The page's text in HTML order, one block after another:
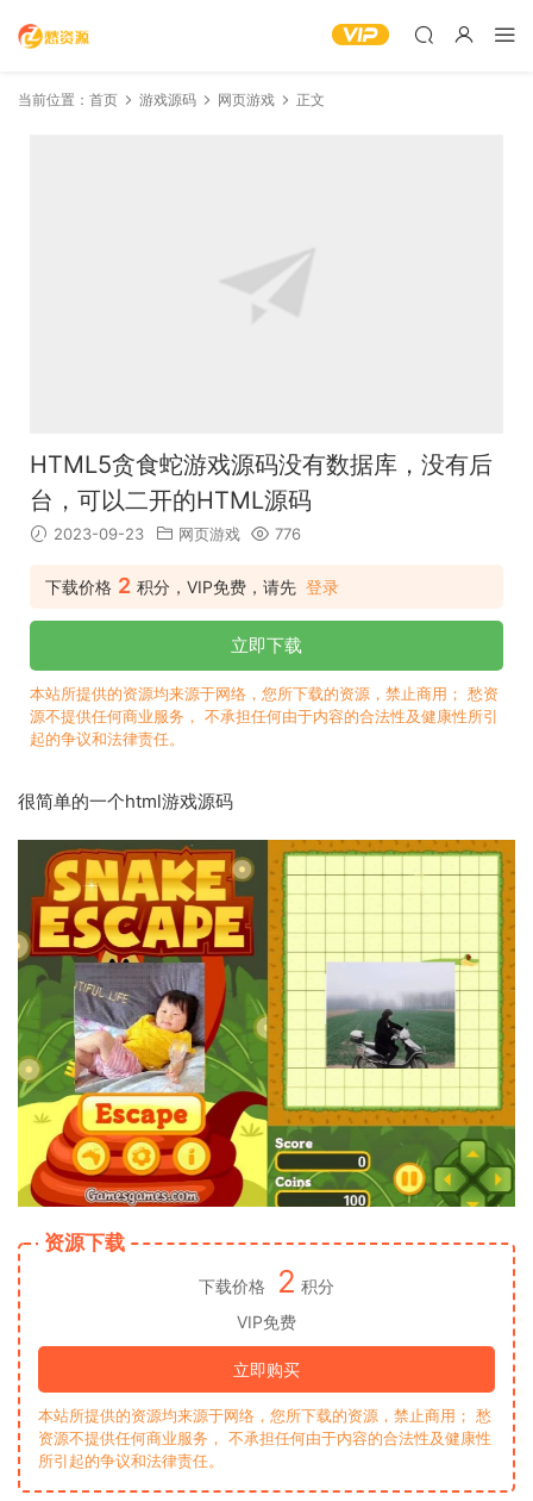
当前位置： 首页 游戏源码 网页游戏 正文
HTML5贪食蛇游戏源码没有数据库，没有后
台，可以二开的HTML源码
2023-09-23 网页游戏 776
下载价格 2 积分，VIP免费，请先 登录
立即下载
本站所提供的资源均来源于网络，您所下载的资源，禁止商用； 愁资
源不提供任何商业服务， 不承担任何由于内容的合法性及健康性所引
起的争议和法律责任。
很简单的一个html游戏源码
资源下载
下载价格 2 积分
VIP免费
立即购买
本站所提供的资源均来源于网络，您所下载的资源，禁止商用； 愁
资源不提供任何商业服务， 不承担任何由于内容的合法性及健康性
所引起的争议和法律责任。